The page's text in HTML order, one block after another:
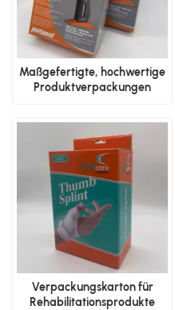
Maßgefertigte, hochwertige
Produktverpackungen
Verpackungskarton für
Rehabilitationsprodukte